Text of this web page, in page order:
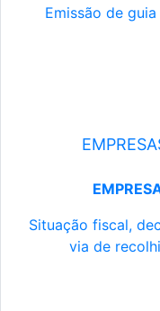
Emissão de
Situação fiscal,
via de